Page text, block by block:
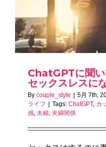
ChatGPTに聞い
セックスレスに
By couple_style 5月 7th,
ライフ
Tags: ChatGPT, カ
感, 夫婦, 夫婦関係